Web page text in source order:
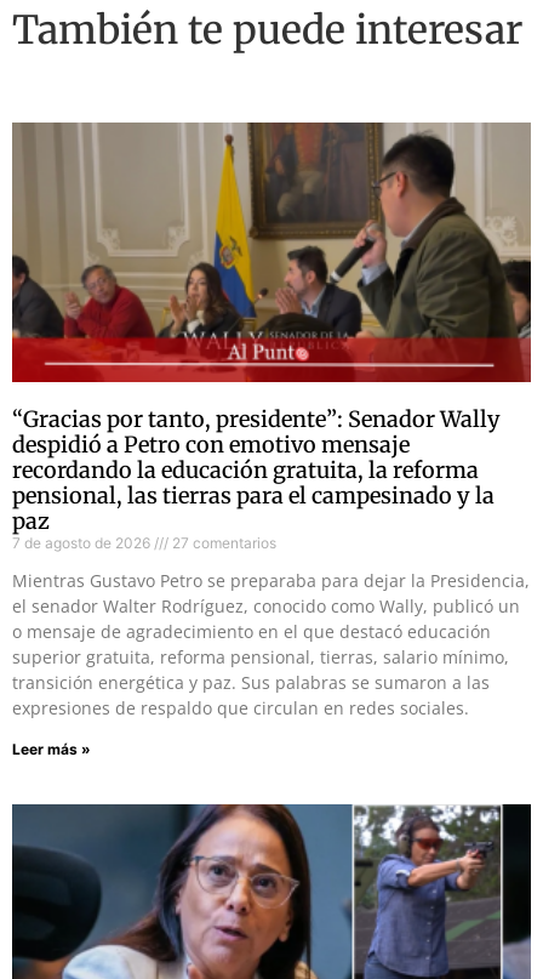
También te puede interesar
“Gracias por tanto, presidente”: Senador Wally
despidió a Petro con emotivo mensaje
recordando la educación gratuita, la reforma
pensional, las tierras para el campesinado y la
paz
7 de agosto de 2026 27 comentarios
Mientras Gustavo Petro se preparaba para dejar la Presidencia,
el senador Walter Rodríguez, conocido como Wally, publicó un
o mensaje de agradecimiento en el que destacó educación
superior gratuita, reforma pensional, tierras, salario mínimo,
transición energética y paz. Sus palabras se sumaron a las
expresiones de respaldo que circulan en redes sociales.
Leer más »